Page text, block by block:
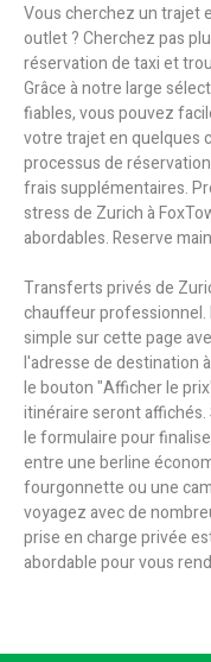
Vous cherchez un trajet
outlet ? Cherchez pas
réservation de taxi et
Grâce à notre large
fiables, vous pouvez
votre trajet en quelques
processus de
frais supplémentaires.
stress de Zurich à
abordables. Reserve
Transferts privés de
chauffeur
simple sur cette page
l'adresse de destination
le bouton "Afficher le
itinéraire seront
le formulaire pour
entre une berline
fourgonnette ou une
voyagez avec de
prise en charge privée
abordable pour vous